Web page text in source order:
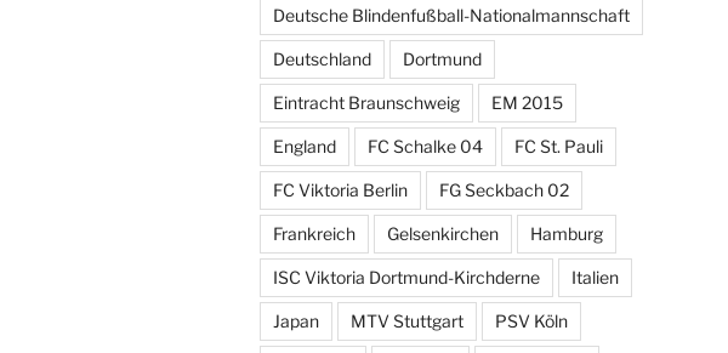
Deutsche Blindenfußball-Nationalmannschaft
Deutschland Dortmund
Eintracht Braunschweig EM 2015
England FC Schalke 04 FC St. Pauli
FC Viktoria Berlin FG Seckbach 02
Frankreich Gelsenkirchen Hamburg
ISC Viktoria Dortmund-Kirchderne Italien
Japan MTV Stuttgart PSV Köln